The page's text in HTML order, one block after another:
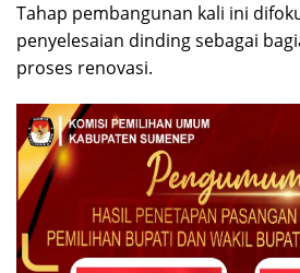
Tahap pembangunan kali ini
penyelesaian dinding sebagai
proses renovasi.